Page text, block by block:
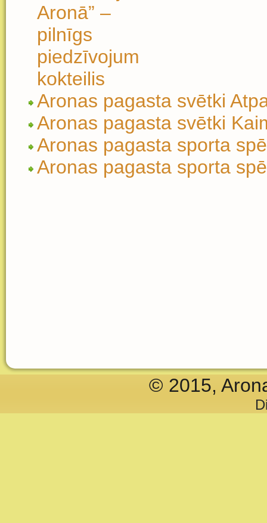
Aronā” –
pilnīgs
piedzīvojumu
kokteilis
Aronas pagasta svētki
Aronas pagasta svētki
Aronas pagasta sporta
Aronas pagasta sporta
© 2015,